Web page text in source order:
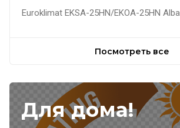
Euroklimat EKSA-25HN/EKOA-25HN Alba
Посмотреть все
Для дома!